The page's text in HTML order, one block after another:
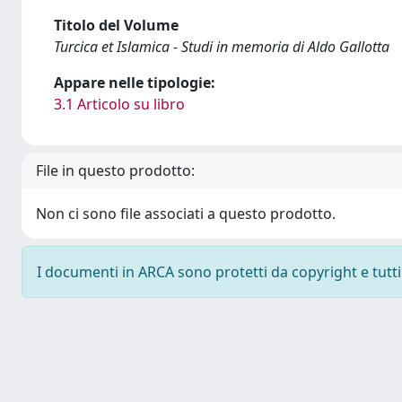
Titolo del Volume
Turcica et Islamica - Studi in memoria di Aldo Gallotta
Appare nelle tipologie:
3.1 Articolo su libro
File in questo prodotto:
Non ci sono file associati a questo prodotto.
I documenti in ARCA sono protetti da copyright e